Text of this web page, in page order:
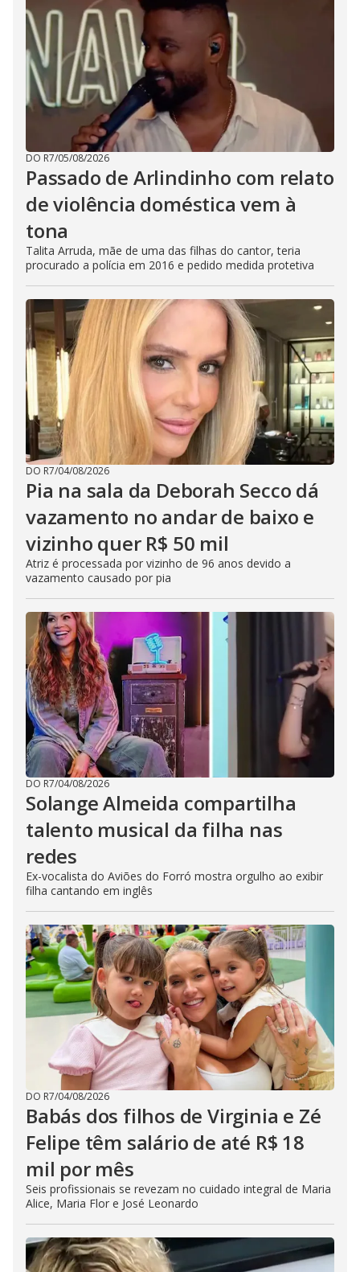
DO R7/05/08/2026
Passado de Arlindinho com relato
de violência doméstica vem à
tona
Talita Arruda, mãe de uma das filhas do cantor, teria
procurado a polícia em 2016 e pedido medida protetiva
DO R7/04/08/2026
Pia na sala da Deborah Secco dá
vazamento no andar de baixo e
vizinho quer R$ 50 mil
Atriz é processada por vizinho de 96 anos devido a
vazamento causado por pia
DO R7/04/08/2026
Solange Almeida compartilha
talento musical da filha nas
redes
Ex-vocalista do Aviões do Forró mostra orgulho ao exibir
filha cantando em inglês
DO R7/04/08/2026
Babás dos filhos de Virginia e Zé
Felipe têm salário de até R$ 18
mil por mês
Seis profissionais se revezam no cuidado integral de Maria
Alice, Maria Flor e José Leonardo